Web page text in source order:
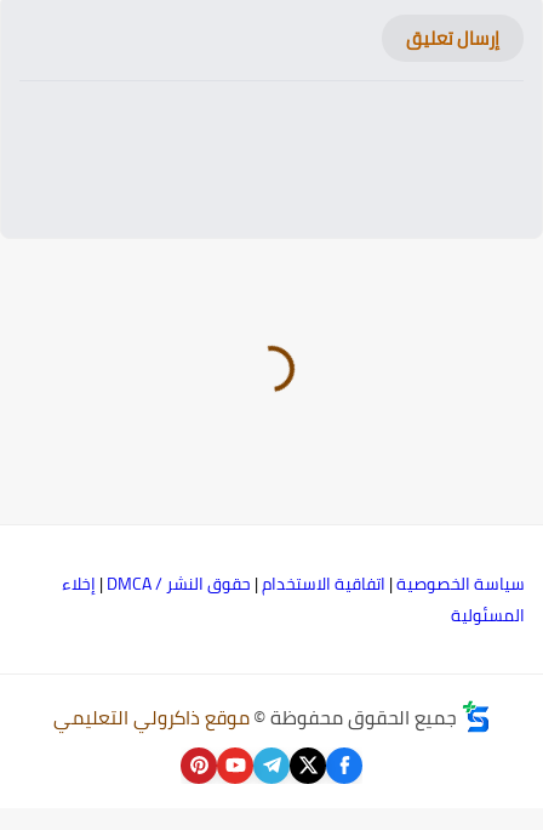
إرسال تعليق
الخصوصية|اتفاقية الاستخدام|حقوق النشر / DMCA |إخلاء
جميع الحقوق محفوظة ©موقع ذاكرولي التعليمي